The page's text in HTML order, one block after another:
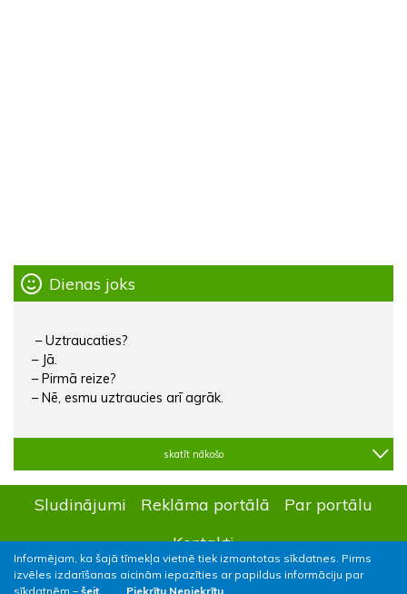
Informējam, ka šajā tīmekļa vietnē tiek izmantotas sīkdatnes. Pirms
izvēles izdarīšanas aicinām iepazīties ar papildus informāciju par
sīkdatnēm – šeit. Piekrītu Nepiekrītu
Dienas joks
– Uztraucaties?
– Jā.
– Pirmā reize?
– Nē, esmu uztraucies arī agrāk.
skatīt nākošo
Sludinājumi Reklāma portālā
Par portālu
Kontakti